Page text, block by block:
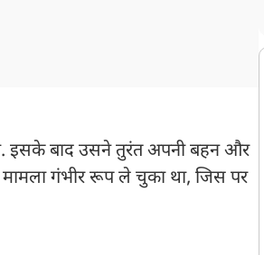
इसके बाद उसने तुरंत अपनी बहन और
मामला गंभीर रूप ले चुका था, जिस पर